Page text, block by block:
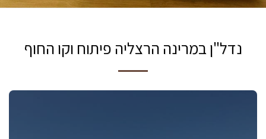
נדל"ן במרינה הרצליה פיתוח וקו החוף